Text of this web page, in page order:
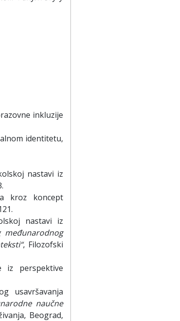
inkluzije
identitetu,
nastavi iz
kroz koncept
nastavi iz
, Filozofski
iz perspektive
usavršavanja
naučne
Beograd,